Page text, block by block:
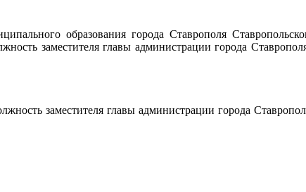
образования города Ставрополя
заместителя главы администрации города
заместителя главы администрации города